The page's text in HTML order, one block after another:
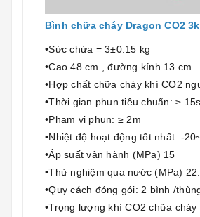
Bình chữa cháy Dragon CO2
•Sức chứa = 3±0.15 kg
•Cao 48 cm , đường kính 13 cm
•Hợp chất chữa cháy khí CO2
•Thời gian phun tiêu chuẩn: ≥ 15s
•Phạm vi phun: ≥ 2m
•Nhiệt độ hoạt động tốt nhất: -
•Áp suất vận hành (MPa) 15
•Thử nghiệm qua nước (MPa)
•Quy cách đóng gói: 2 bình /
•Trọng lượng khí CO2 chữa cháy